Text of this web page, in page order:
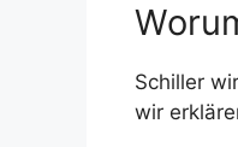
Schiller
wir